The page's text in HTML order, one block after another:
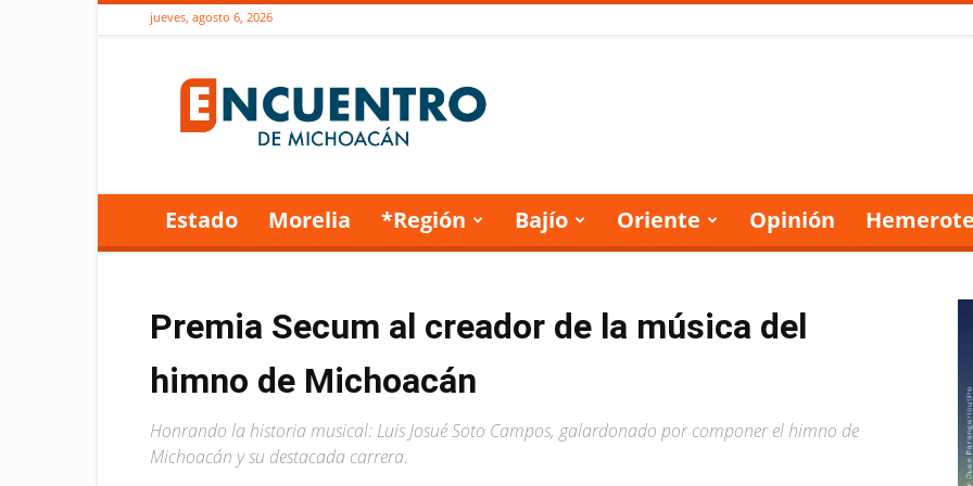
jueves, agosto 6, 2026
de
Michoacán
Estado Morelia *Región Bajío Oriente Opinión
Premia Secum al creador de la música del
himno de Michoacán
Honrando la historia musical: Luis Josué Soto Campos, galardonado por componer el himno de
Michoacán y su destacada carrera.